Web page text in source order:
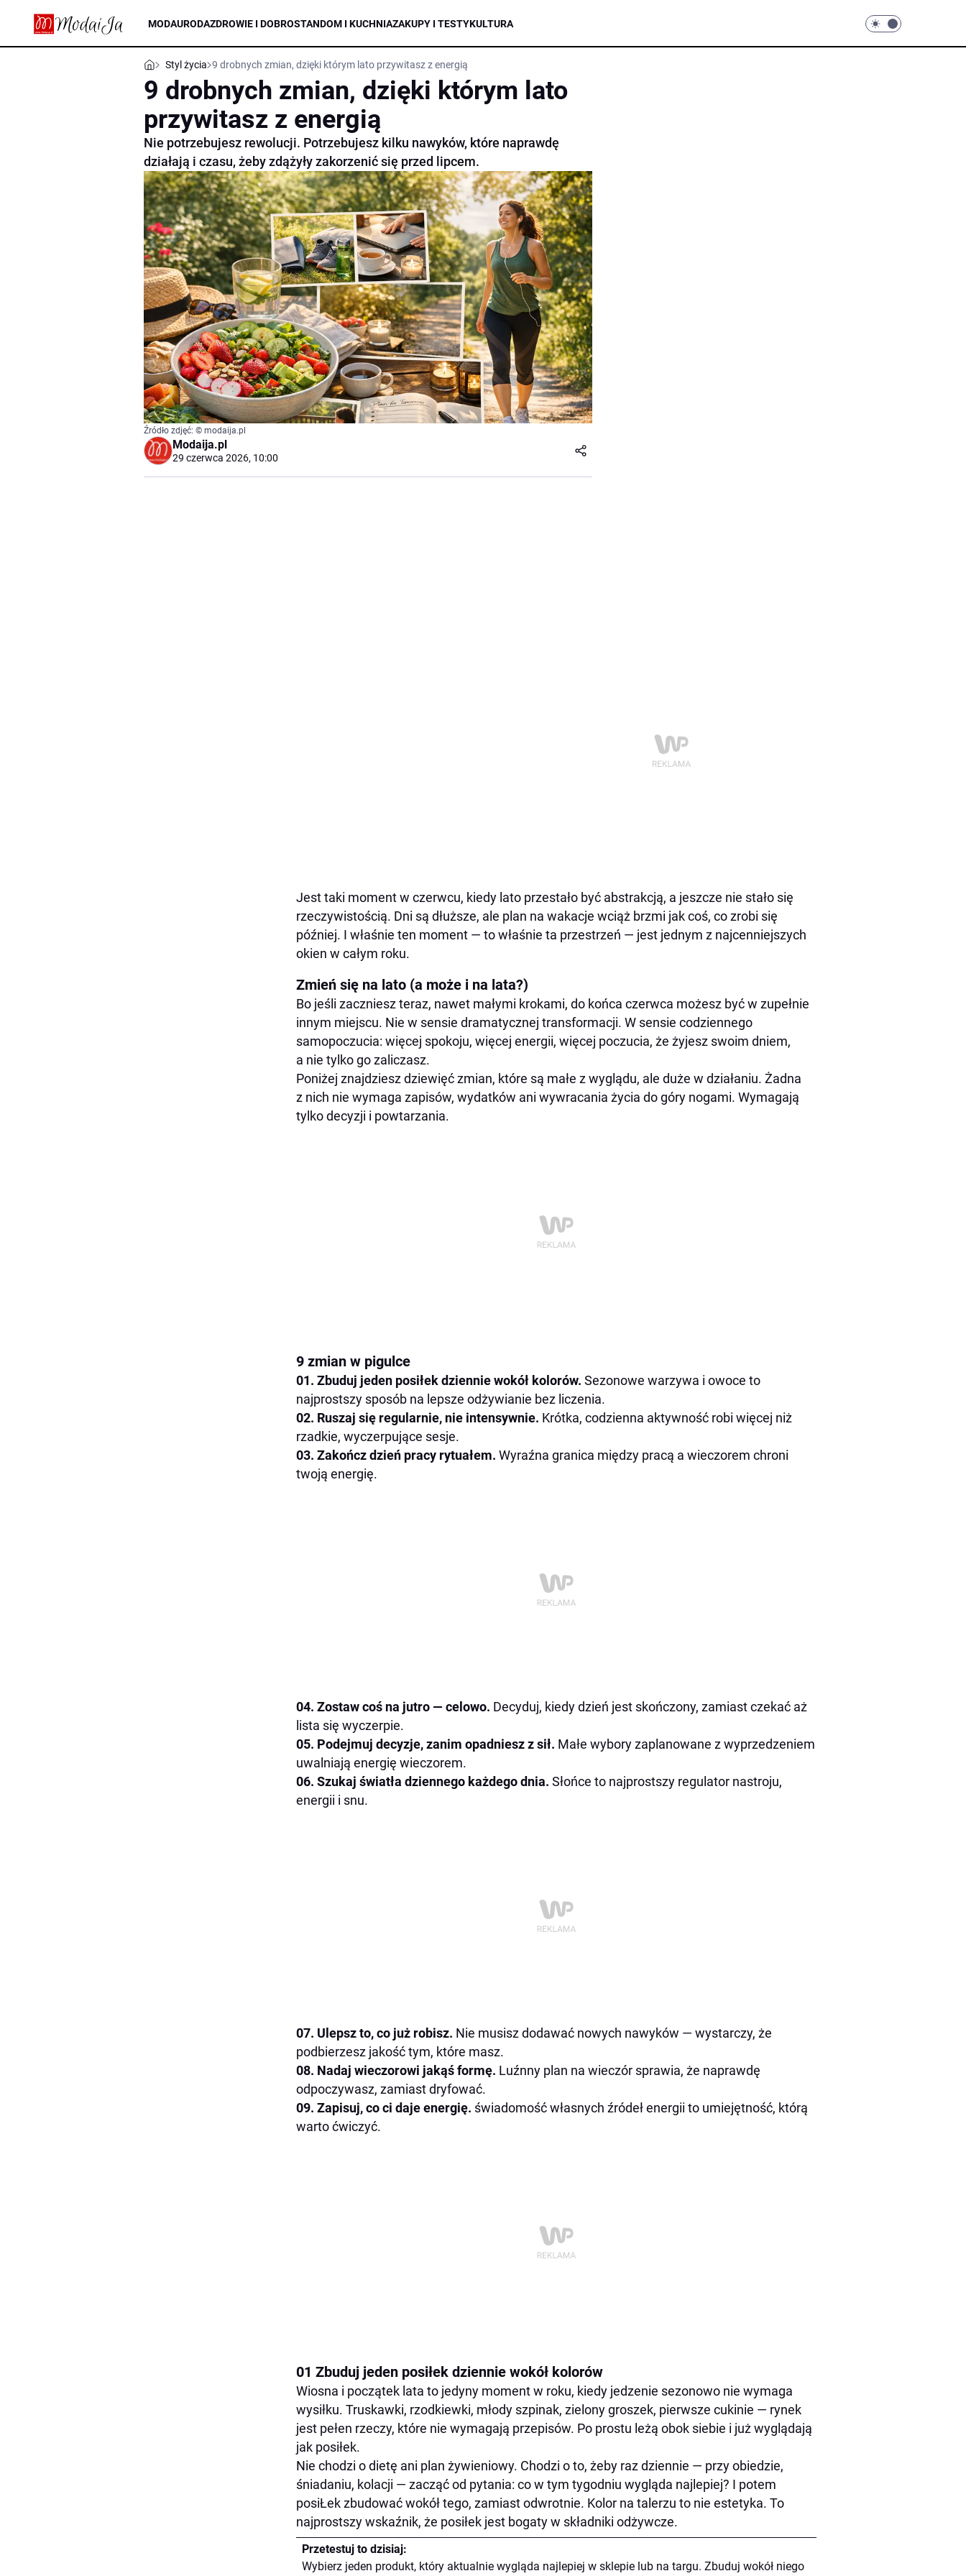
MODAURODAZDROWIE I DOBROSTANDOM I KUCHNIAZAKUPY I TESTYKULTURA
Styl życia 9 drobnych zmian, dzięki którym lato przywitasz z energią
9 drobnych zmian, dzięki którym lato
przywitasz z energią
Nie potrzebujesz rewolucji. Potrzebujesz kilku nawyków, które naprawdę
działają i czasu, żeby zdążyły zakorzenić się przed lipcem.
Źródło zdjęć: © modaija.pl
Modaija.pl
29 czerwca 2026, 10:00
Jest taki moment w czerwcu, kiedy lato przestało być abstrakcją, a jeszcze nie stało się
rzeczywistością. Dni są dłuższe, ale plan na wakacje wciąż brzmi jak coś, co zrobi się
później. I właśnie ten moment — to właśnie ta przestrzeń — jest jednym z najcenniejszych
okien w całym roku.
Zmień się na lato (a może i na lata?)
Bo jeśli zaczniesz teraz, nawet małymi krokami, do końca czerwca możesz być w zupełnie
innym miejscu. Nie w sensie dramatycznej transformacji. W sensie codziennego
samopoczucia: więcej spokoju, więcej energii, więcej poczucia, że żyjesz swoim dniem,
a nie tylko go zaliczasz.
Poniżej znajdziesz dziewięć zmian, które są małe z wyglądu, ale duże w działaniu. Żadna
z nich nie wymaga zapisów, wydatków ani wywracania życia do góry nogami. Wymagają
tylko decyzji i powtarzania.
9 zmian w pigulce
01. Zbuduj jeden posiłek dziennie wokół kolorów. Sezonowe warzywa i owoce to
najprostszy sposób na lepsze odżywianie bez liczenia.
02. Ruszaj się regularnie, nie intensywnie. Krótka, codzienna aktywność robi więcej niż
rzadkie, wyczerpujące sesje.
03. Zakończ dzień pracy rytuałem. Wyraźna granica między pracą a wieczorem chroni
twoją energię.
04. Zostaw coś na jutro — celowo. Decyduj, kiedy dzień jest skończony, zamiast czekać aż
lista się wyczerpie.
05. Podejmuj decyzje, zanim opadniesz z sił. Małe wybory zaplanowane z wyprzedzeniem
uwalniają energię wieczorem.
06. Szukaj światła dziennego każdego dnia. Słońce to najprostszy regulator nastroju,
energii i snu.
07. Ulepsz to, co już robisz. Nie musisz dodawać nowych nawyków — wystarczy, że
podbierzesz jakość tym, które masz.
08. Nadaj wieczorowi jakąś formę. Luźnny plan na wieczór sprawia, że naprawdę
odpoczywasz, zamiast dryfować.
09. Zapisuj, co ci daje energię. świadomość własnych źródeł energii to umiejętność, którą
warto ćwiczyć.
01 Zbuduj jeden posiłek dziennie wokół kolorów
Wiosna i początek lata to jedyny moment w roku, kiedy jedzenie sezonowo nie wymaga
wysiłku. Truskawki, rzodkiewki, młody szpinak, zielony groszek, pierwsze cukinie — rynek
jest pełen rzeczy, które nie wymagają przepisów. Po prostu leżą obok siebie i już wyglądają
jak posiłek.
Nie chodzi o dietę ani plan żywieniowy. Chodzi o to, żeby raz dziennie — przy obiedzie,
śniadaniu, kolacji — zacząć od pytania: co w tym tygodniu wygląda najlepiej? I potem
posiŁek zbudować wokół tego, zamiast odwrotnie. Kolor na talerzu to nie estetyka. To
najprostszy wskaźnik, że posiłek jest bogaty w składniki odżywcze.
Przetestuj to dzisiaj:
Wybierz jeden produkt, który aktualnie wygląda najlepiej w sklepie lub na targu. Zbuduj wokół niego